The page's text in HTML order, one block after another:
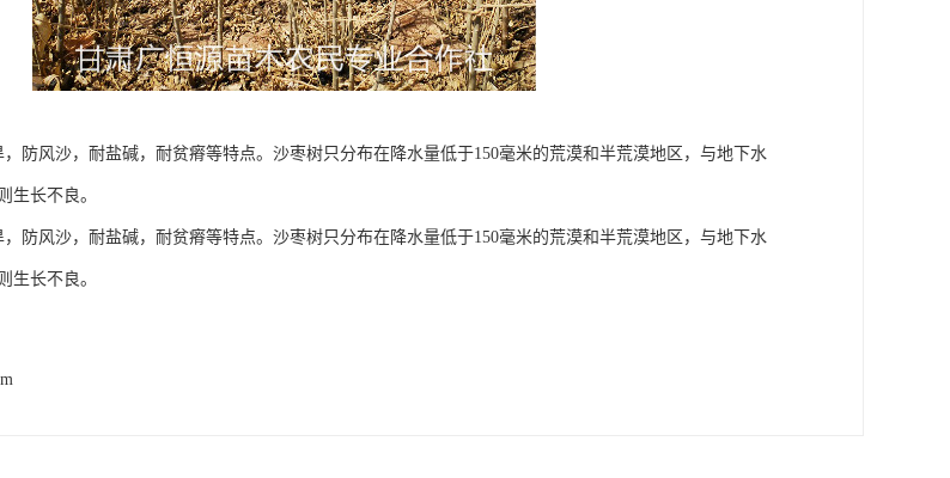
防风沙，耐盐碱，耐贫瘠等特点。沙枣树只分布在降水量低于150毫米的荒漠和半荒漠地区，与地下水
生长不良。
防风沙，耐盐碱，耐贫瘠等特点。沙枣树只分布在降水量低于150毫米的荒漠和半荒漠地区，与地下水
生长不良。